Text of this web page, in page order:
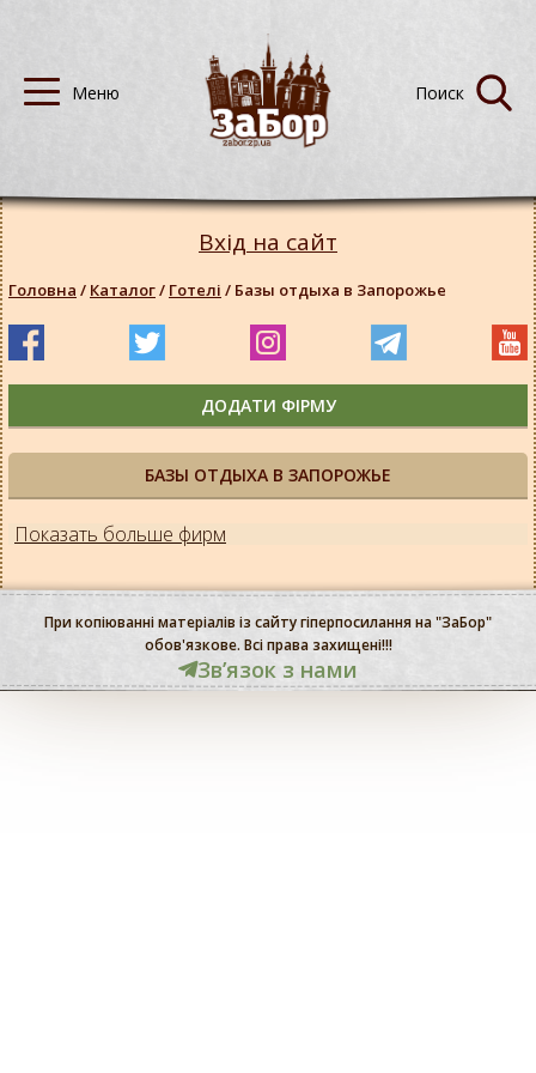
БАЗЫ ОТДЫХА В ЗАПОРОЖЬЕ
Показать больше фирм
Вхід на сайт
Головна / Каталог/ Готелі / Базы отдыха в Запорожье
ДОДАТИ ФІРМУ
При копіюванні матеріалів із сайту гіперпосилання на "ЗаБор"
обов'язкове. Всі права захищені!!!
Звʼязок з нами